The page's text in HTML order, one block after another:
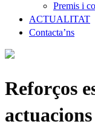
Premis i
ACTUALITAT
Contacta’ns
Reforços